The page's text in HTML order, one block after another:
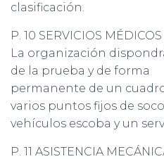
clasificación.
P. 10 SERVICIOS MÉDICOS
La organización
de la prueba y de forma
permanente de un
varios puntos fijos de
vehículos escoba y un
P. 11 ASISTENCIA